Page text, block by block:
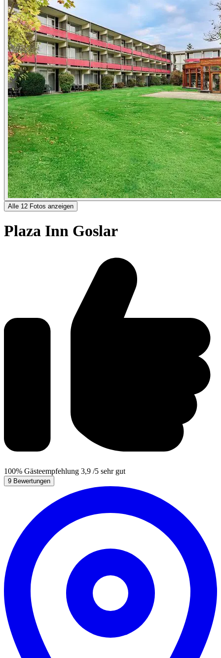
Alle 12 Fotos anzeigen
Plaza Inn Goslar
100% Gästeempfehlung 3,9 /5 sehr gut
9 Bewertungen